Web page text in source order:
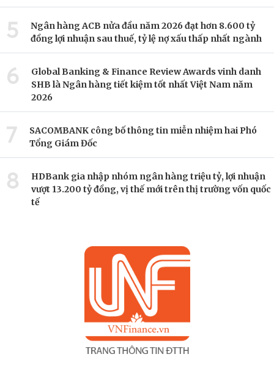
5
Ngân hàng ACB nửa đầu năm 2026 đạt hơn 8.600 tỷ
đồng lợi nhuận sau thuế, tỷ lệ nợ xấu thấp nhất ngành
6
Global Banking & Finance Review Awards vinh danh
SHB là Ngân hàng tiết kiệm tốt nhất Việt Nam năm
2026
7
SACOMBANK công bố thông tin miễn nhiệm hai Phó
Tổng Giám Đốc
8
HDBank gia nhập nhóm ngân hàng triệu tỷ, lợi nhuận
vượt 13.200 tỷ đồng, vị thế mới trên thị trường vốn quốc
tế